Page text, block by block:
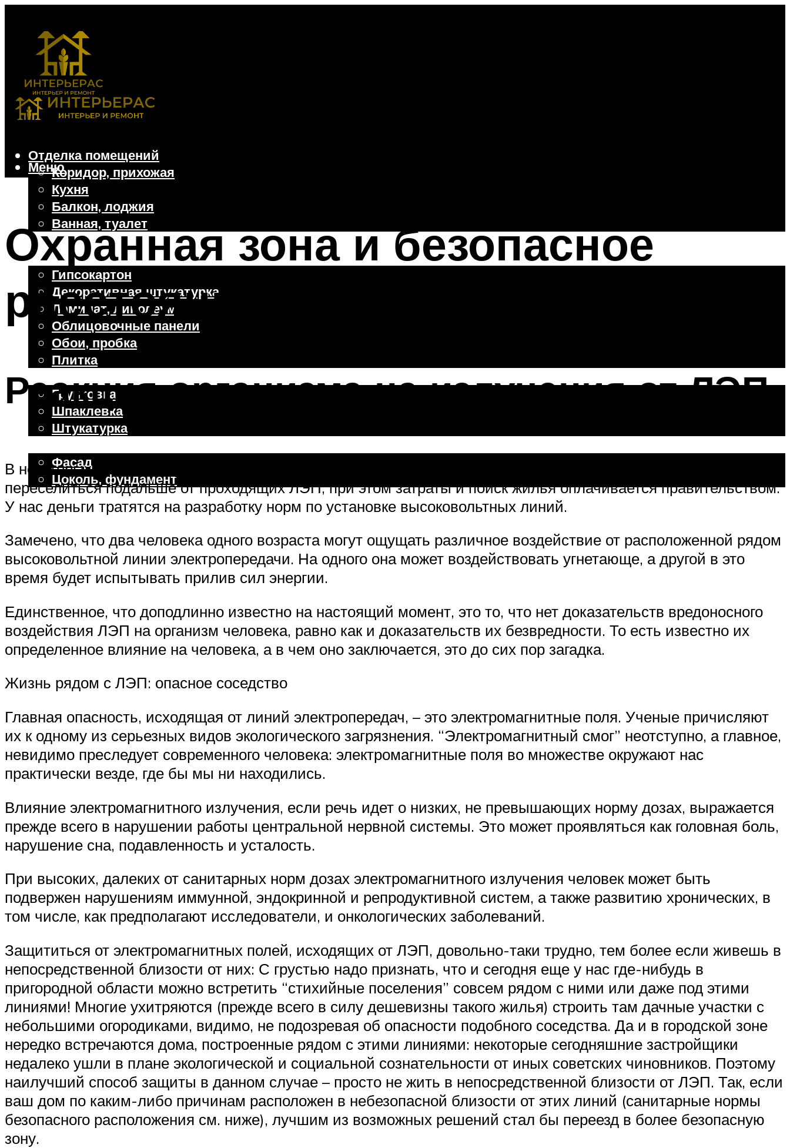
Отделка помещений
Коридор, прихожая
Кухня
Балкон, лоджия
Ванная, туалет
Дачные и частные дома
Отделочные материалы
Гипсокартон
Декоративная штукатурка
Ламинат, линолеум
Облицовочные панели
Обои, пробка
Плитка
Грунтовка
Шпаклевка
Штукатурка
Фасад
Цоколь, фундамент
Меню
Меню
Охранная зона и безопасное
расстояние от ЛЭП
Реакция организма на излучения от ЛЭП
В некоторых странах люди, весьма чуткие к излучениям высоковольтных линий обладают правом
переселиться подальше от проходящих ЛЭП, при этом затраты и поиск жилья оплачивается правительством.
У нас деньги тратятся на разработку норм по установке высоковольтных линий.
Замечено, что два человека одного возраста могут ощущать различное воздействие от расположенной рядом
высоковольтной линии электропередачи. На одного она может воздействовать угнетающе, а другой в это
время будет испытывать прилив сил энергии.
Единственное, что доподлинно известно на настоящий момент, это то, что нет доказательств вредоносного
воздействия ЛЭП на организм человека, равно как и доказательств их безвредности. То есть известно их
определенное влияние на человека, а в чем оно заключается, это до сих пор загадка.
Жизнь рядом с ЛЭП: опасное соседство
Главная опасность, исходящая от линий электропередач, – это электромагнитные поля. Ученые причисляют
их к одному из серьезных видов экологического загрязнения. “Электромагнитный смог” неотступно, а главное,
невидимо преследует современного человека: электромагнитные поля во множестве окружают нас
практически везде, где бы мы ни находились.
Влияние электромагнитного излучения, если речь идет о низких, не превышающих норму дозах, выражается
прежде всего в нарушении работы центральной нервной системы. Это может проявляться как головная боль,
нарушение сна, подавленность и усталость.
При высоких, далеких от санитарных норм дозах электромагнитного излучения человек может быть
подвержен нарушениям иммунной, эндокринной и репродуктивной систем, а также развитию хронических, в
том числе, как предполагают исследователи, и онкологических заболеваний.
Защититься от электромагнитных полей, исходящих от ЛЭП, довольно-таки трудно, тем более если живешь в
непосредственной близости от них: С грустью надо признать, что и сегодня еще у нас где-нибудь в
пригородной области можно встретить “стихийные поселения” совсем рядом с ними или даже под этими
линиями! Многие ухитряются (прежде всего в силу дешевизны такого жилья) строить там дачные участки с
небольшими огородиками, видимо, не подозревая об опасности подобного соседства. Да и в городской зоне
нередко встречаются дома, построенные рядом с этими линиями: некоторые сегодняшние застройщики
недалеко ушли в плане экологической и социальной сознательности от иных советских чиновников. Поэтому
наилучший способ защиты в данном случае – просто не жить в непосредственной близости от ЛЭП. Так, если
ваш дом по каким-либо причинам расположен в небезопасной близости от этих линий (санитарные нормы
безопасного расположения см. ниже), лучшим из возможных решений стал бы переезд в более безопасную
зону.